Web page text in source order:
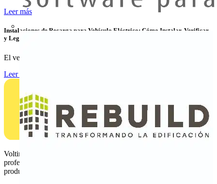
Leer más
Instalaciones de Recarga para Vehículo Eléctrico: Cómo Instalar, Verificar
y Legalizar con Éxito
El vehículo eléctrico ya no es una tendencia emergente: es...
Leer más
Voltimum es una plataforma digital y comunidad que brinda a los
profesionales eléctricos noticias del sector, información de
productos, formación y herramientas para el sector eléctrico.